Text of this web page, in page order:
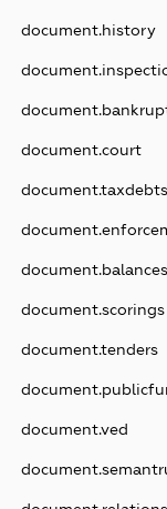
document.history
document.court
document.taxdebts
document.balances
document.scorings
document.tenders
document.ved